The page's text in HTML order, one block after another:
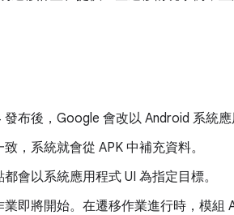
發布後，Google 會改以 Android 系統
，系統就會從 APK 中補充資料。
會以系統應用程式 UI 為指定目標。
業即將開始。在遷移作業進行時，模組